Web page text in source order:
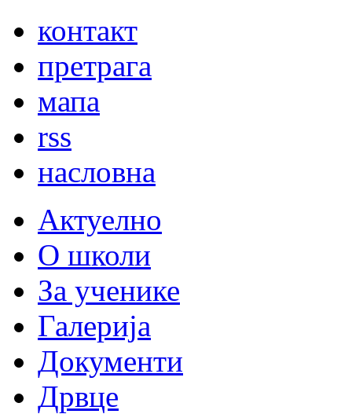
контакт
претрага
мапа
rss
насловна
Актуелно
О школи
За ученике
Галерија
Документи
Дрвце